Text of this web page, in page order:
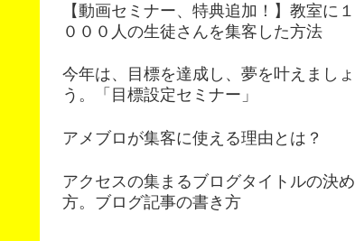
【動画セミナー、特典追加！】教室に１
０００人の生徒さんを集客した方法
今年は、目標を達成し、夢を叶えましょ
う。「目標設定セミナー」
アメブロが集客に使える理由とは？
アクセスの集まるブログタイトルの決め
方。ブログ記事の書き方